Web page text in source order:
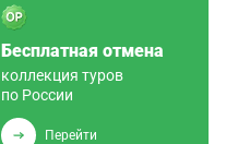
Бесплатная отмена
коллекция туров
по России
Перейти